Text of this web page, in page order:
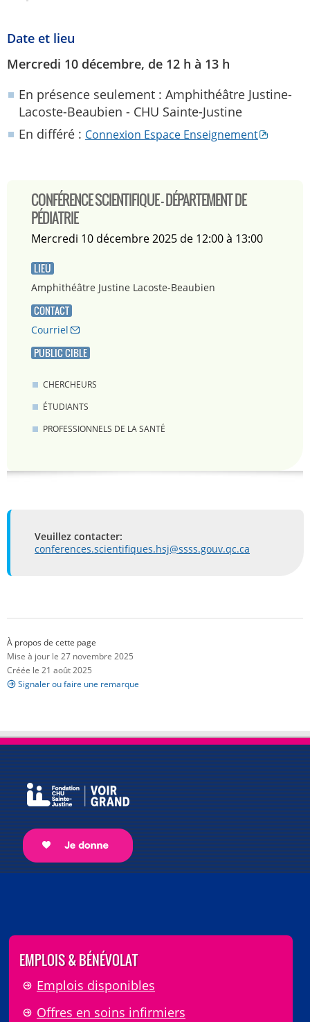
Date et lieu
Mercredi 10 décembre, de 12 h à 13 h
En présence seulement : Amphithéâtre Justine-
Lacoste-Beaubien - CHU Sainte-Justine
En différé : Connexion Espace Enseignement
CONFÉRENCE SCIENTIFIQUE - DÉPARTEMENT DE
PÉDIATRIE
mercredi 10 décembre 2025 de 12:00 à 13:00
LIEU
Amphithéâtre Justine Lacoste-Beaubien
CONTACT
Courriel
PUBLIC CIBLE
CHERCHEURS
ÉTUDIANTS
PROFESSIONNELS DE LA SANTÉ
Veuillez contacter:
conferences.scientifiques.hsj@ssss.gouv.qc.ca
À propos de cette page
Mise à jour le 27 novembre 2025
Créée le 21 août 2025
Signaler ou faire une remarque
EMPLOIS & BÉNÉVOLAT
Emplois disponibles
Offres en soins infirmiers